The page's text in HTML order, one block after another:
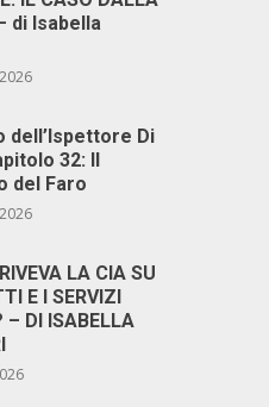
di Isabella
dell’Ispettore Di
32: Il
del Faro
LA CIA SU
E I SERVIZI
– DI ISABELLA